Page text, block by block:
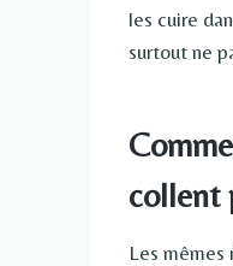
les cuire
surtout ne
collent
Les